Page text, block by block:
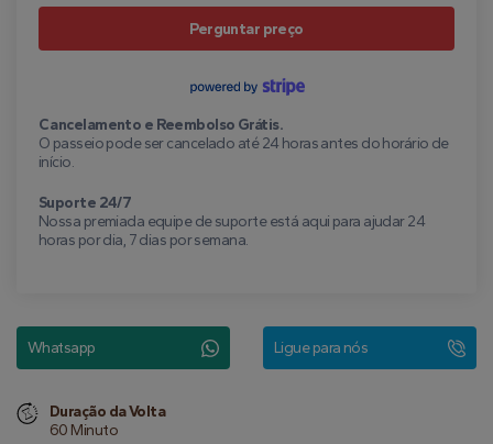
Perguntar preço
Cancelamento e Reembolso Grátis.
O passeio pode ser cancelado até 24 horas antes do horário de
início.
Suporte 24/7
Nossa premiada equipe de suporte está aqui para ajudar 24
horas por dia, 7 dias por semana.
Whatsapp Ligue para nós
Duração da Volta
60 Minuto